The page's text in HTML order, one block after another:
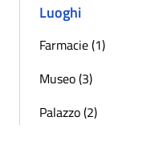
Luoghi
Farmacie (1)
Museo (3)
Palazzo (2)